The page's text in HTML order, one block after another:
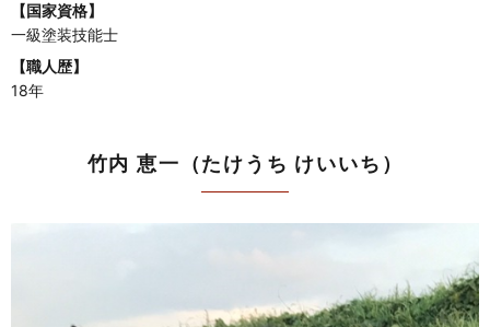
【国家資格】
一級塗装技能士
【職人歴】
18年
竹内 恵一（たけうち けいいち）